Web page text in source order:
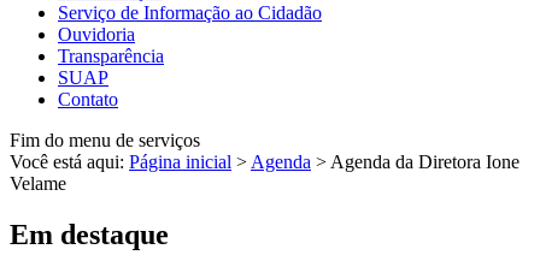
Serviço de Informação ao Cidadão
Ouvidoria
Transparência
SUAP
Contato
Fim do menu de serviços
Você está aqui: Página inicial > Agenda > Agenda da Diretora Ione
Velame
Em destaque